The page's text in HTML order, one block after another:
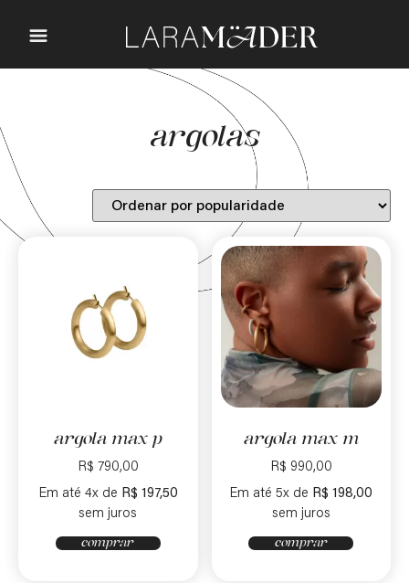
argolas
argola max p
R$ 790,00
Em até 4x de R$ 197,50
sem juros
comprar
argola max m
R$ 990,00
Em até 5x de R$ 198,00
sem juros
comprar